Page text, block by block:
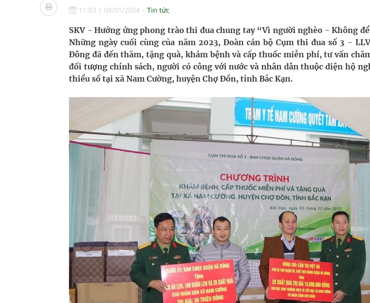
Nhiều lợi thế để nâng chất lượng y tế
Vương Thành Công: Khi việc học bắt đầu từ trải nghiệm thực tế
Tầm soát sớm ung thư vú giúp cứu sống hàng nghìn phụ nữ mỗi năm
Giải pháp nâng cao thị lực thời hiện đại
11:03 | 04/01/2024 Tin tức
SKV - Hưởng ứng phong trào thi đua chung tay “Vì người nghèo - Không
Những ngày cuối cùng của năm 2023, Đoàn cán bộ Cụm thi đua số 3 -
Đông đã đến thăm, tặng quà, khám bệnh và cấp thuốc miễn phí, tư vấn
đối tượng chính sách, người có công với nước và nhân dân thuộc diện hộ
thiểu số tại xã Nam Cường, huyện Chợ Đồn, tỉnh Bắc Kạn.